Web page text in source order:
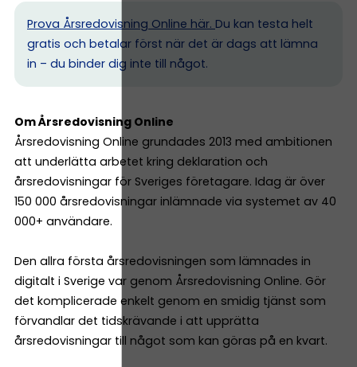
Prova Årsredovisning Online här. Du kan testa helt
gratis och betalar först när det är dags att lämna
in – du binder dig inte till något.
Om Årsredovisning Online
Årsredovisning Online grundades 2013 med ambitionen
att underlätta arbetet kring deklaration och
årsredovisningar för Sveriges företagare. Idag är över
150 000 årsredovisningar inlämnade via systemet av 40
000+ användare.
Den allra första årsredovisningen som lämnades in
digitalt i Sverige var genom Årsredovisning Online. Gör
det komplicerade enkelt genom en smidig tjänst som
förvandlar det tidskrävande i att upprätta
årsredovisningar till något som kan göras på en kvart.